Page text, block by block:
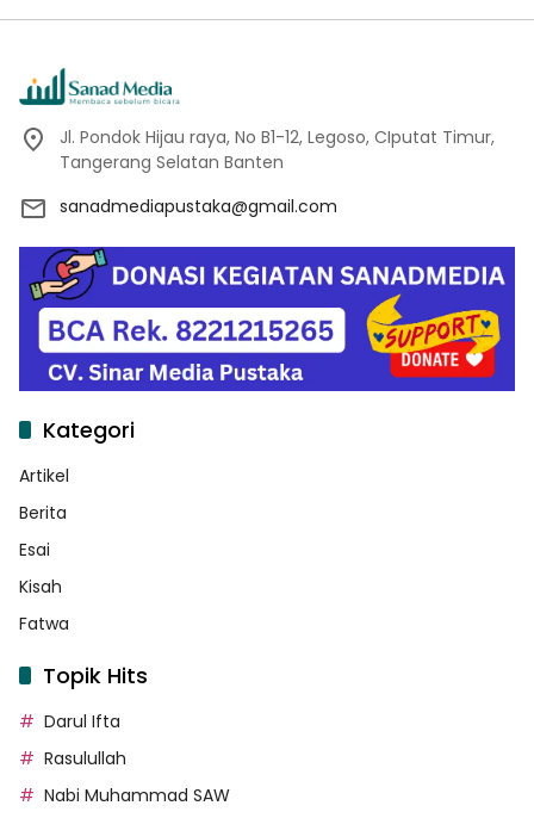
Jl. Pondok Hijau raya, No B1-12, Legoso, CIputat Timur,
Tangerang Selatan Banten
sanadmediapustaka@gmail.com
Kategori
Artikel
Berita
Esai
Kisah
Fatwa
Topik Hits
Darul Ifta
Rasulullah
Nabi Muhammad SAW